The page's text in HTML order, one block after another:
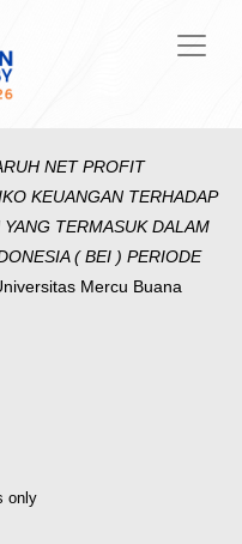
NET PROFIT
KEUANGAN TERHADAP
TERMASUK DALAM
( BEI ) PERIODE
Mercu Buana
only